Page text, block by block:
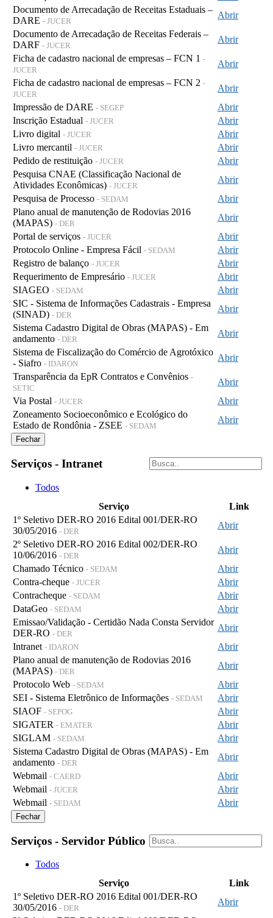
Documento de Arrecadação de Receitas Estaduais –
DARE - JUCER
Abrir
Documento de Arrecadação de Receitas Federais –
DARF - JUCER
Abrir
Ficha de cadastro nacional de empresas – FCN 1 -
JUCER
Abrir
Ficha de cadastro nacional de empresas – FCN 2 -
JUCER
Abrir
Impressão de DARE - SEGEP
Abrir
Inscrição Estadual - JUCER
Abrir
Livro digital - JUCER
Abrir
Livro mercantil - JUCER
Abrir
Pedido de restituição - JUCER
Abrir
Pesquisa CNAE (Classificação Nacional de
Atividades Econômicas) - JUCER
Abrir
Pesquisa de Processo - SEDAM
Abrir
Plano anual de manutenção de Rodovias 2016
(MAPAS) - DER
Abrir
Portal de serviços - JUCER
Abrir
Protocolo Online - Empresa Fácil - SEDAM
Abrir
Registro de balanço - JUCER
Abrir
Requerimento de Empresário - JUCER
Abrir
SIAGEO - SEDAM
Abrir
SIC - Sistema de Informações Cadastrais - Empresa
(SINAD) - DER
Abrir
Sistema Cadastro Digital de Obras (MAPAS) - Em
andamento - DER
Abrir
Sistema de Fiscalização do Comércio de Agrotóxico
- Siafro - IDARON
Abrir
Transparência da EpR Contratos e Convênios -
SETIC
Abrir
Via Postal - JUCER
Abrir
Zoneamento Socioeconômico e Ecológico do
Estado de Rondônia - ZSEE - SEDAM
Abrir
Fechar
Serviços - Intranet
Todos
Serviço
Link
1º Seletivo DER-RO 2016 Edital 001/DER-RO
30/05/2016 - DER
Abrir
2º Seletivo DER-RO 2016 Edital 002/DER-RO
10/06/2016 - DER
Abrir
Chamado Técnico - SEDAM
Abrir
Contra-cheque - JUCER
Abrir
Contracheque - SEDAM
Abrir
DataGeo - SEDAM
Abrir
Emissao/Validação - Certidão Nada Consta Servidor
DER-RO - DER
Abrir
Intranet - IDARON
Abrir
Plano anual de manutenção de Rodovias 2016
(MAPAS) - DER
Abrir
Protocolo Web - SEDAM
Abrir
SEI - Sistema Eletrônico de Informações - SEDAM
Abrir
SIAOF - SEPOG
Abrir
SIGATER - EMATER
Abrir
SIGLAM - SEDAM
Abrir
Sistema Cadastro Digital de Obras (MAPAS) - Em
andamento - DER
Abrir
Webmail - CAERD
Abrir
Webmail - JUCER
Abrir
Webmail - SEDAM Abrir
Fechar
Serviços - Servidor Público
Todos
Serviço
Link
1º Seletivo DER-RO 2016 Edital 001/DER-RO
30/05/2016 - DER
Abrir